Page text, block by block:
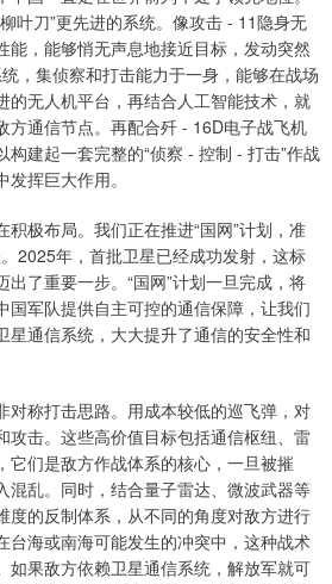
叶刀”更先进的系统。像攻击 - 11隐身无
能，能够悄无声息地接近目标，发动突然
，集侦察和打击能力于一身，能够在战场
的无人机平台，再结合人工智能技术，就
方通信节点。再配合歼 - 16D电子战飞机
构建起一套完整的“侦察 - 控制 - 打击”作战
挥巨大作用。
极布局。我们正在推进“国网”计划，准
2025年，首批卫星已经成功发射，这标
了重要一步。“国网”计划一旦完成，将
国军队提供自主可控的通信保障，让我们
星通信系统，大大提升了通信的安全性和
对称打击思路。用成本较低的巡飞弹，对
攻击。这些高价值目标包括通信枢纽、雷
它们是敌方作战体系的核心，一旦被摧
混乱。同时，结合量子雷达、微波武器等
度的反制体系，从不同的角度对敌方进行
台海或南海可能发生的冲突中，这种战术
如果敌方依赖卫星通信系统，解放军就可